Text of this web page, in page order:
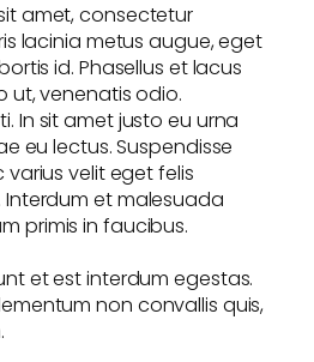
amet, consectetur
lacinia metus augue, eget
id. Phasellus et lacus
ut, venenatis odio.
In sit amet justo eu urna
eu lectus. Suspendisse
varius velit eget felis
et malesuada
primis in faucibus.
et est interdum egestas.
non convallis quis,